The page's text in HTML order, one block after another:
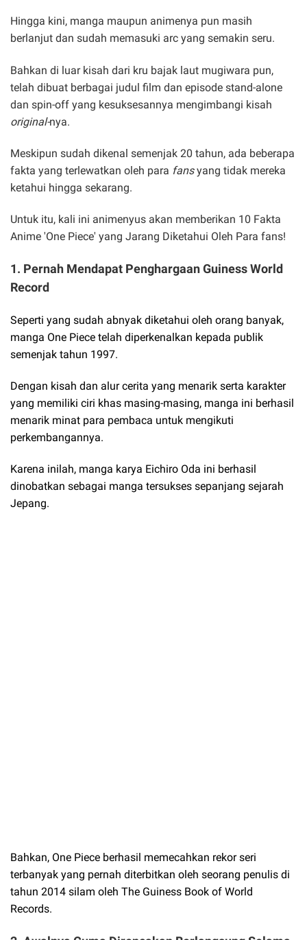
Hingga kini, manga maupun animenya pun masih
berlanjut dan sudah memasuki arc yang semakin seru.
Bahkan di luar kisah dari kru bajak laut mugiwara pun,
telah dibuat berbagai judul film dan episode stand-alone
dan spin-off yang kesuksesannya mengimbangi kisah
original-nya.
Meskipun sudah dikenal semenjak 20 tahun, ada beberapa
fakta yang terlewatkan oleh para fansyang tidak mereka
ketahui hingga sekarang.
Untuk itu, kali ini animenyus akan memberikan 10 Fakta
Anime 'One Piece' yang Jarang Diketahui Oleh Para fans!
1. Pernah Mendapat Penghargaan Guiness World
Record
Seperti yang sudah abnyak diketahui oleh orang banyak,
manga One Piece telah diperkenalkan kepada publik
semenjak tahun 1997.
Dengan kisah dan alur cerita yang menarik serta karakter
yang memiliki ciri khas masing-masing, manga ini berhasil
menarik minat para pembaca untuk mengikuti
perkembangannya.
Karena inilah, manga karya Eichiro Oda ini berhasil
dinobatkan sebagai manga tersukses sepanjang sejarah
Jepang.
Bahkan, One Piece berhasil memecahkan rekor seri
terbanyak yang pernah diterbitkan oleh seorang penulis di
tahun 2014 silam oleh The Guiness Book of World
Records.